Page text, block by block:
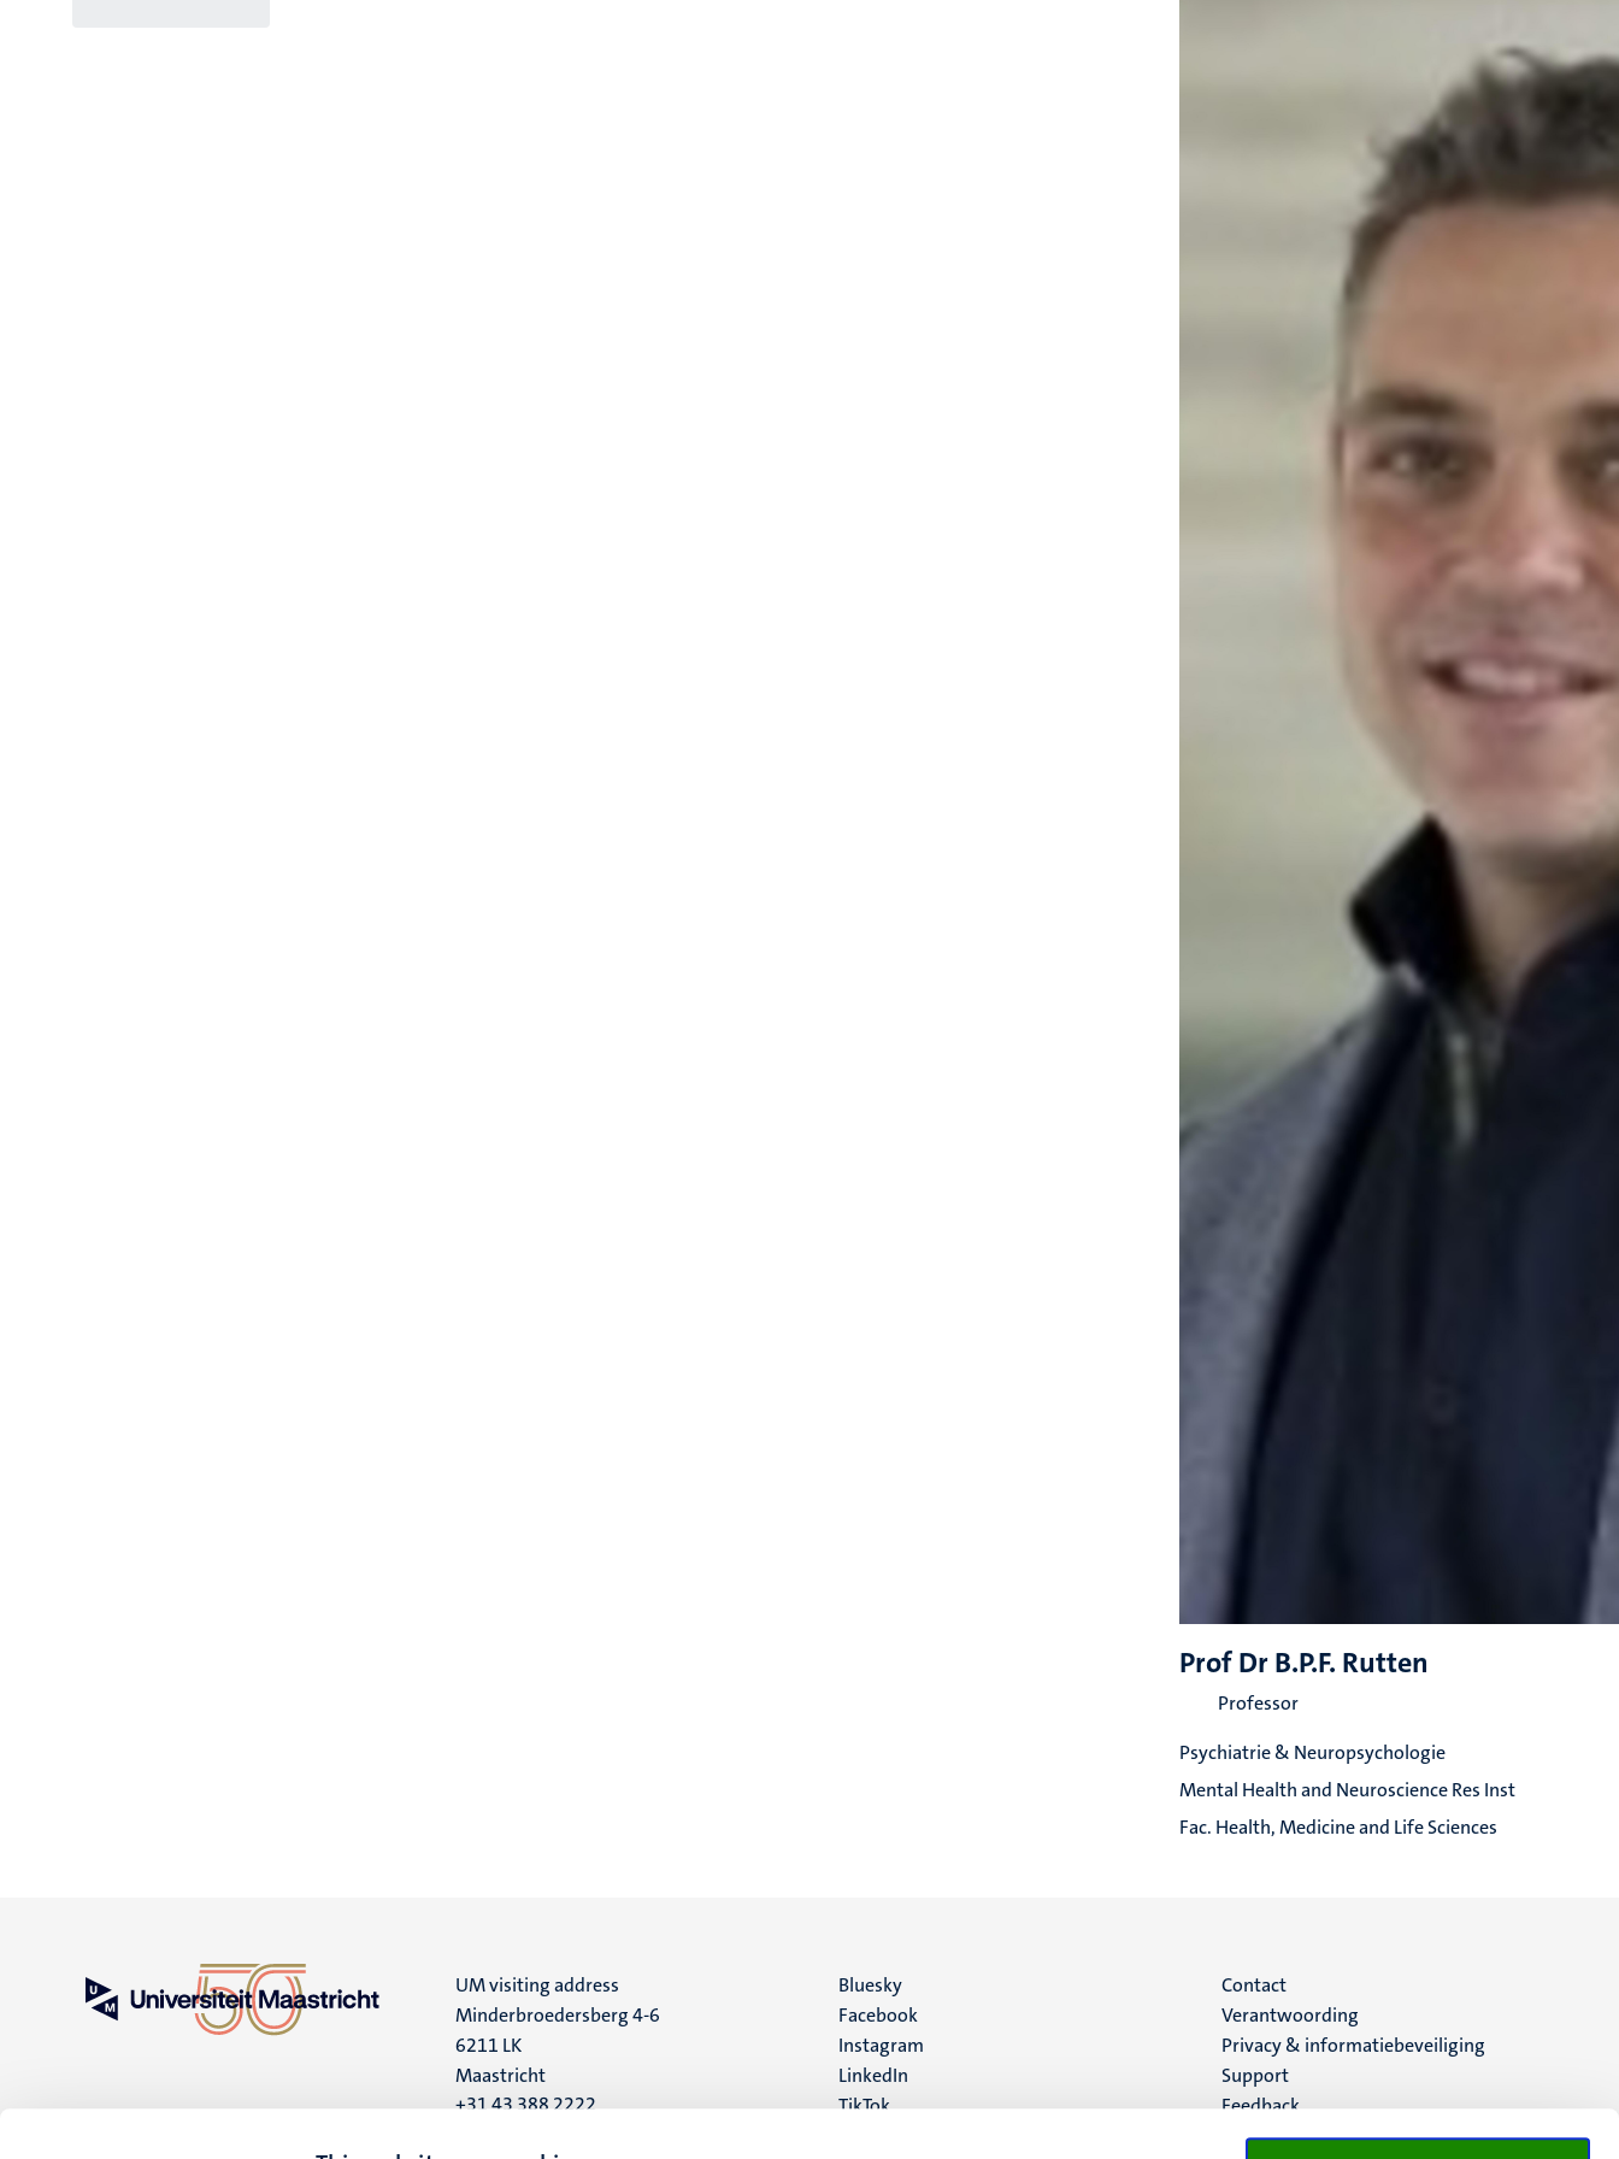
Prof Dr B.P.F. Rutten
Professor
Psychiatrie & Neuropsychologie
Mental Health and Neuroscience Res Inst
Fac. Health, Medicine and Life Sciences
UM visiting address
Minderbroedersberg 4-6
6211 LK
Maastricht
+31 43 388 2222
Social
media
Bluesky
Facebook
Instagram
LinkedIn
TikTok
Menu
footer
(NL)
Contact
Verantwoording
Privacy & informatiebeveiliging
Support
Feedback